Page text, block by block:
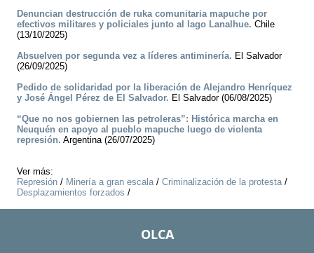
Denuncian destrucción de ruka comunitaria mapuche por
efectivos militares y policiales junto al lago Lanalhue. Chile
(13/10/2025)
Absuelven por segunda vez a líderes antiminería. El Salvador
(26/09/2025)
Pedido de solidaridad por la liberación de Alejandro Henríquez
y José Ángel Pérez de El Salvador. El Salvador (06/08/2025)
“Que no nos gobiernen las petroleras”: Histórica marcha en
Neuquén en apoyo al pueblo mapuche luego de violenta
represión. Argentina (26/07/2025)
Ver más:
Represión / Minería a gran escala/ Criminalización de la protesta/
Desplazamientos forzados /
OLCA